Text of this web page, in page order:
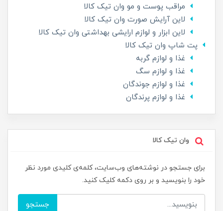
مراقب پوست و مو وان تیک کالا
لاین آرایش صورت وان تیک کالا
لاین ابزار و لوازم ارایشی بهداشتی وان تیک کالا
پت شاپ وان تیک کالا
غذا و لوازم گربه
غذا و لوازم سگ
غذا و لوازم جوندگان
غذا و لوازم پرندگان
وان تیک کالا
برای جستجو در نوشته‌های وب‌سایت، کلمه‌ی کلیدی مورد نظر
خود را بنویسید و بر روی دکمه کلیک کنید.
جستجو